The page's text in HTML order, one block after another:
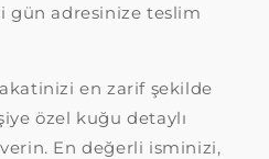
gün adresinize teslim
en zarif şekilde
özel kuğu detaylı
En değerli isminizi,